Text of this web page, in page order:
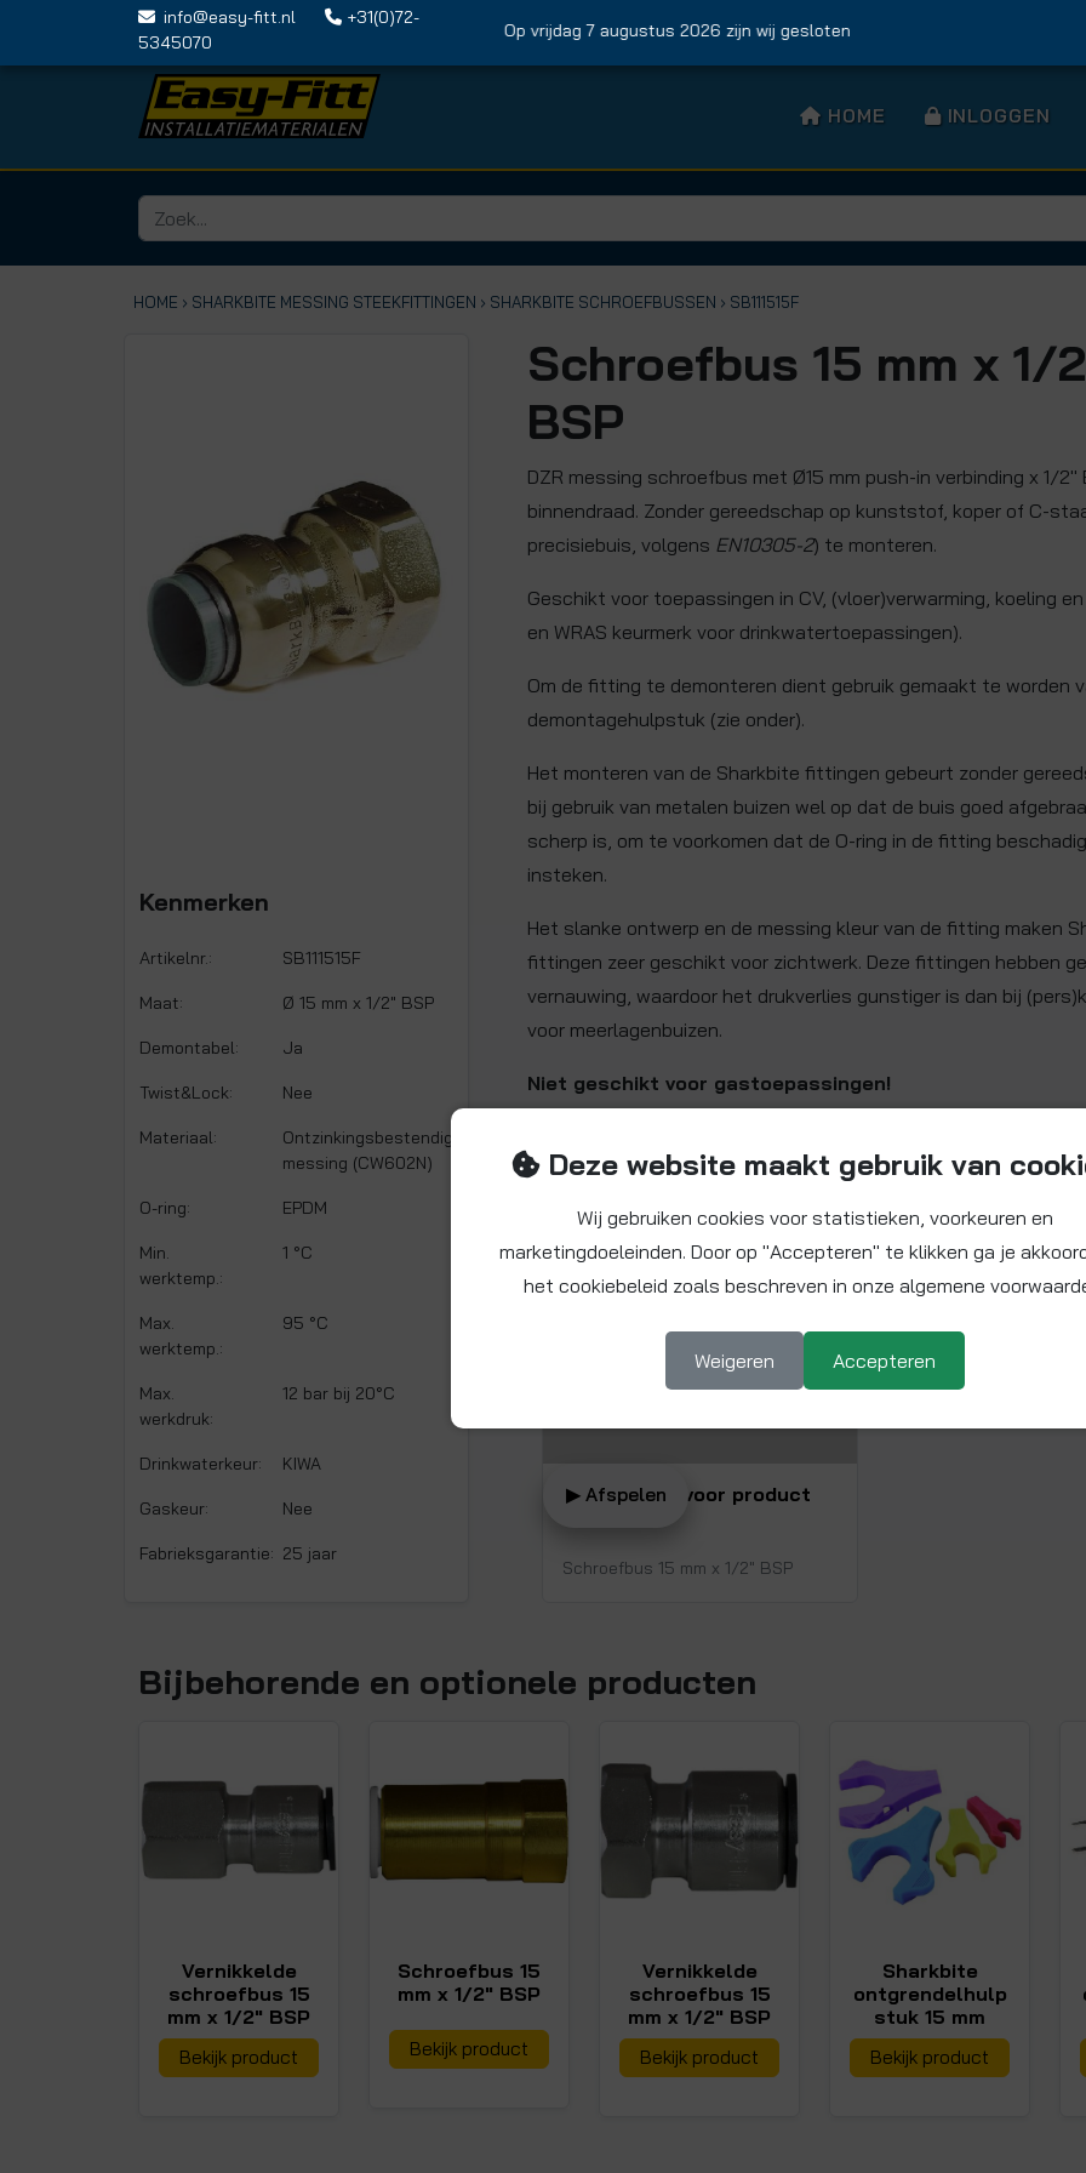
info@easy-fitt.nl
+31(0)72-
5345070
Op vrijdag 7 augustus 2026 zijn wij gesloten
HOME INLOGGEN
HOME › SHARKBITE MESSING STEEKFITTINGEN › SHARKBITE SCHROEFBUSSEN › SB111515F
Kenmerken
Artikelnr.: SB111515F
Maat: Ø 15 mm x 1/2" BSP
Demontabel: Ja
Twist&Lock: Nee
Materiaal:
Ontzinkingsbestendig
messing (CW602N)
O-ring: EPDM
Min.
werktemp.:
1 °C
Max.
werktemp.:
95 °C
Max.
werkdruk:
12 bar bij 20°C
Drinkwaterkeur: KIWA
Gaskeur: Nee
Fabrieksgarantie: 25 jaar
Schroefbus 15 mm x 1/
BSP
DZR messing schroefbus met Ø15 mm push-in verbinding x 1/2"
binnendraad. Zonder gereedschap op kunststof, koper of C-
precisiebuis, volgens EN10305-2) te monteren.
Geschikt voor toepassingen in CV, (vloer)verwarming, koeling
en WRAS keurmerk voor drinkwatertoepassingen).
Om de fitting te demonteren dient gebruik gemaakt te worden
demontagehulpstuk (zie onder).
Het monteren van de Sharkbite fittingen gebeurt zonder
bij gebruik van metalen buizen wel op dat de buis goed
scherp is, om te voorkomen dat de O-ring in de fitting
insteken.
Het slanke ontwerp en de messing kleur van de fitting maken
fittingen zeer geschikt voor zichtwerk. Deze fittingen hebben
vernauwing, waardoor het drukverlies gunstiger is dan bij
voor meerlagenbuizen.
Niet geschikt voor gastoepassingen!
Beschikbare video
▶ Afspelen
Bekijk video voor product
Schroefbus 15 mm x 1/2" BSP
Bijbehorende en optionele producten
Vernikkelde
schroefbus 15
mm x 1/2" BSP
Bekijk product
Schroefbus 15
mm x 1/2" BSP
Bekijk product
Vernikkelde
schroefbus 15
mm x 1/2" BSP
Bekijk product
Sharkbite
ontgrendelhulp
stuk 15 mm
Bekijk product
Deze website maakt gebruik van
Wij gebruiken cookies voor statistieken, voorkeuren en
marketingdoeleinden. Door op "Accepteren" te klikken ga je
het cookiebeleid zoals beschreven in onze algemene
Weigeren Accepteren